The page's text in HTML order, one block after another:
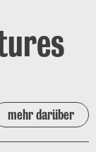
mehr darüber